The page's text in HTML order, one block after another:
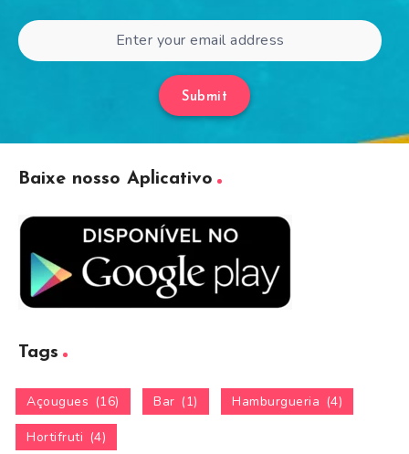
Submit
Baixe nosso Aplicativo
Tags
Açougues (16) Bar (1) Hamburgueria (4)
Hortifruti (4)